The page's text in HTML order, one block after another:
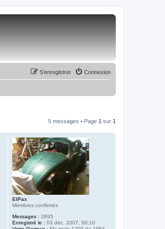
Connexion
S’enregistrer
5 messages • Page 1 sur 1
ElPax
Membres confirmés
Messages : 2695
Enregistré le : 03 déc. 2007, 00:10